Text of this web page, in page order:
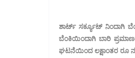
ಶಾರ್ಟ್ ಸರ್ಕ್ಯೂಟ್ ನಿಂದಾಗಿ
ಬೆಂಕಿಯಿಂದಾಗಿ ಬಾರಿ
ಘಟನೆಯಿಂದ ಲಕ್ಷಾಂತರ ರೂ